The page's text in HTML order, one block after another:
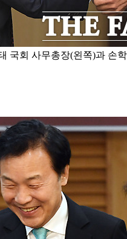
국회 사무총장(왼쪽)과 손